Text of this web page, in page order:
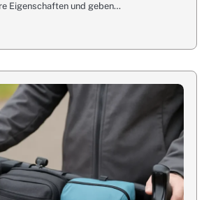
Eigenschaften und geben…